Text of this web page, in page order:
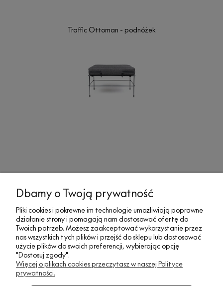
Traffic Ottoman - podnóżek
MOJE KONTO
SOCIAL MEDIA
Dbamy o Twoją prywatność
Pliki cookies i pokrewne im technologie umożliwiają poprawne
działanie strony i pomagają nam dostosować ofertę do
Twoich potrzeb. Możesz zaakceptować wykorzystanie przez
nas wszystkich tych plików i przejść do sklepu lub dostosować
użycie plików do swoich preferencji, wybierając opcję
"Dostosuj zgody".
Więcej o plikach cookies przeczytasz w naszej Polityce
prywatności.